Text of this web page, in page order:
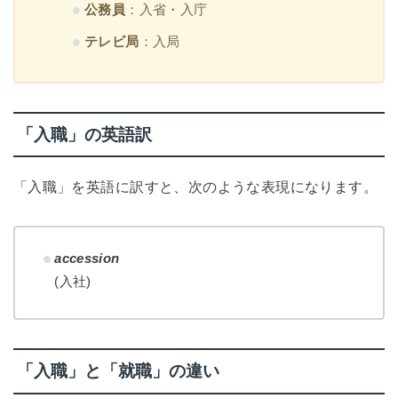
公務員 ：入省・入庁
テレビ局 ：入局
「入職」の英語訳
「入職」を英語に訳すと、次のような表現になります。
accession
(入社)
「入職」と「就職」の違い